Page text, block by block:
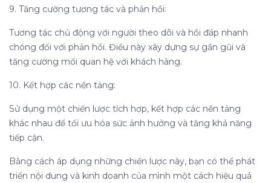
9. Tăng cường tương tác và phản hồi:
Tương tác chủ động với người theo dõi và hồi đáp nhanh
chóng đối với phản hồi. Điều này xây dựng sự gần gũi và
tăng cường mối quan hệ với khách hàng.
10. Kết hợp các nền tảng:
Sử dụng một chiến lược tích hợp, kết hợp các nền tảng
khác nhau để tối ưu hóa sức ảnh hưởng và tăng khả năng
tiếp cận.
Bằng cách áp dụng những chiến lược này, bạn có thể phát
triển nội dung và kinh doanh của mình một cách hiệu quả